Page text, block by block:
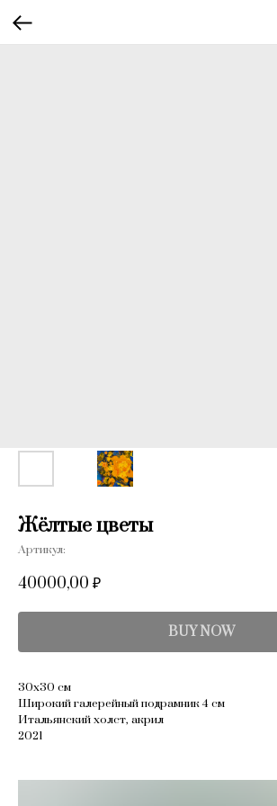
Жёлтые цветы
Артикул:
40000,00 ₽
BUY NOW
30х30 см
Широкий галерейный подрамник 4 см
Итальянский холст, акрил
2021